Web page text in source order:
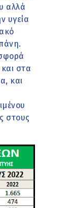
αλλά
υγεία
στα
και
στους